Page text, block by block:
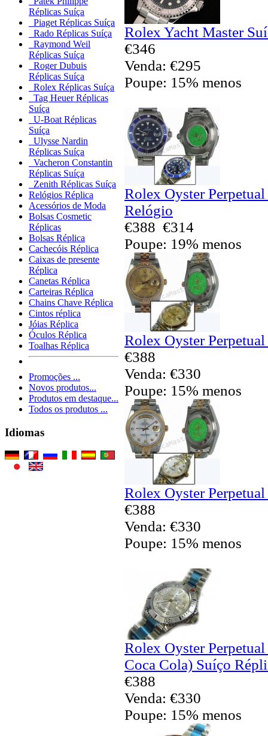
Réplicas Suíça
Piaget Réplicas Suíça
Rado Réplicas Suíça
Raymond Weil
Réplicas Suíça
Roger Dubuis
Réplicas Suíça
Rolex Réplicas Suíça
Tag Heuer Réplicas
Suíça
U-Boat Réplicas
Suíça
Ulysse Nardin
Réplicas Suíça
Vacheron Constantin
Réplicas Suíça
Zenith Réplicas Suíça
Relógios Réplica
Acessórios de Moda
Bolsas Cosmetic
Réplicas
Bolsas Réplica
Cachecóis Réplica
Caixas de presente
Réplica
Canetas Réplica
Carteiras Réplica
Chains Chave Réplica
Cintos réplica
Jóias Réplica
Óculos Réplica
Toalhas Réplica
Promoções ...
Novos produtos...
Produtos em destaque...
Todos os produtos ...
Idiomas
Rolex Yacht Master
€346
Venda: €295
Poupe: 15% menos
Rolex Oyster
Relógio
€388 €314
Poupe: 19% menos
Rolex Oyster
€388
Venda: €330
Poupe: 15% menos
Rolex Oyster
€388
Venda: €330
Poupe: 15% menos
Rolex Oyster
Coca Cola) Suíço
€388
Venda: €330
Poupe: 15% menos